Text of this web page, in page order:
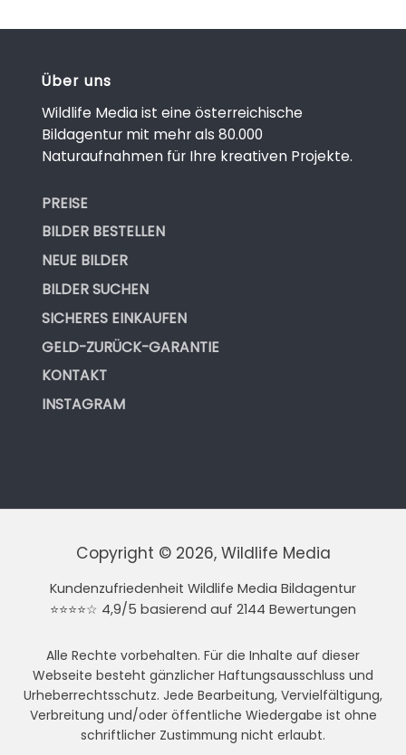
Über uns
Wildlife Media ist eine österreichische
Bildagentur mit mehr als 80.000
Naturaufnahmen für Ihre kreativen Projekte.
PREISE
BILDER BESTELLEN
NEUE BILDER
BILDER SUCHEN
SICHERES EINKAUFEN
GELD-ZURÜCK-GARANTIE
KONTAKT
INSTAGRAM
Copyright © 2026, Wildlife Media
Kundenzufriedenheit Wildlife Media Bildagentur
⭐⭐⭐⭐☆ 4,9/5 basierend auf 2144 Bewertungen
Alle Rechte vorbehalten. Für die Inhalte auf dieser
Webseite besteht gänzlicher Haftungsausschluss und
Urheberrechtsschutz. Jede Bearbeitung, Vervielfältigung,
Verbreitung und/oder öffentliche Wiedergabe ist ohne
schriftlicher Zustimmung nicht erlaubt.